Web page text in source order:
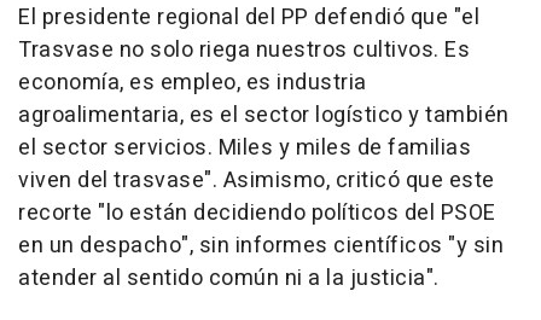
El presidente regional del PP defendió que "el
Trasvase no solo riega nuestros cultivos. Es
economía, es empleo, es industria
agroalimentaria, es el sector logístico y también
el sector servicios. Miles y miles de familias
viven del trasvase". Asimismo, criticó que este
recorte "lo están decidiendo políticos del PSOE
en un despacho", sin informes científicos "y sin
atender al sentido común ni a la justicia".